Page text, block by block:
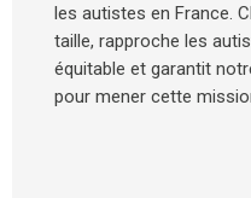
les autistes en France.
taille, rapproche les
équitable et garantit
pour mener cette